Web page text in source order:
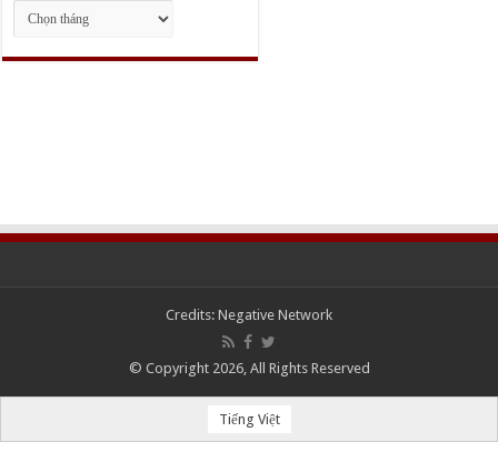
Lưu
trữ
Credits: Negative Network
© Copyright 2026, All Rights Reserved
Tiếng Việt